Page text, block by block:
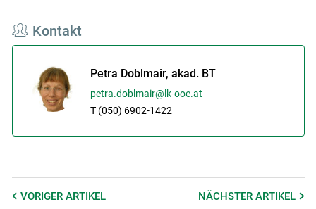
Kontakt
Petra Doblmair, akad. BT
petra.doblmair@lk-ooe.at
T (050) 6902-1422
VORIGER ARTIKEL NÄCHSTERARTIKEL